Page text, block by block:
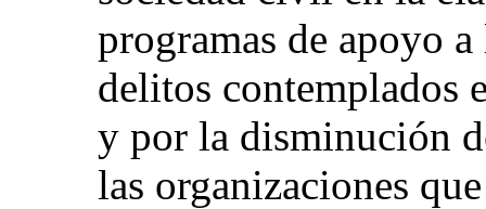
programas de apoyo
delitos contemplados
y por la disminución
las organizaciones